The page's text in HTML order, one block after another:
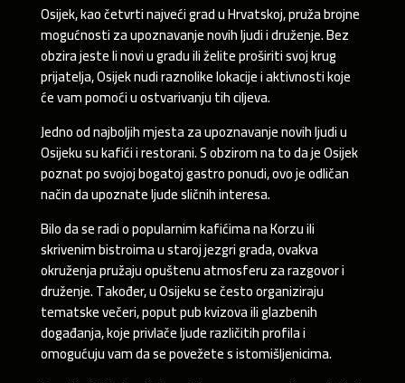
Osijek, kao četvrti najveći grad u Hrvatskoj, pruža brojne
mogućnosti za upoznavanje novih ljudi i druženje. Bez
obzira jeste li novi u gradu ili želite proširiti svoj krug
prijatelja, Osijek nudi raznolike lokacije i aktivnosti koje
će vam pomoći u ostvarivanju tih ciljeva.
Jedno od najboljih mjesta za upoznavanje novih ljudi u
Osijeku su kafići i restorani. S obzirom na to da je Osijek
poznat po svojoj bogatoj gastro ponudi, ovo je odličan
način da upoznate ljude sličnih interesa.
Bilo da se radi o popularnim kafićima na Korzu ili
skrivenim bistroima u staroj jezgri grada, ovakva
okruženja pružaju opuštenu atmosferu za razgovor i
druženje. Također, u Osijeku se često organiziraju
tematske večeri, poput pub kvizova ili glazbenih
događanja, koje privlače ljude različitih profila i
omogućuju vam da se povežete s istomišljenicima.